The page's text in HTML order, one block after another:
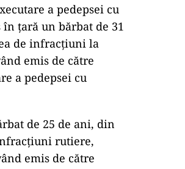
a pedepsei cu
ţară un bărbat de 31
de infracţiuni la
emis de către
a pedepsei cu
de 25 de ani, din
rutiere,
emis de către